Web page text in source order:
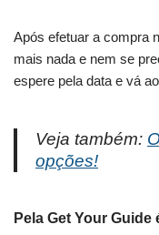
Após efetuar a compra
mais nada e nem se
espere pela data e vá
Veja também:
opções!
Pela Get Your Guide